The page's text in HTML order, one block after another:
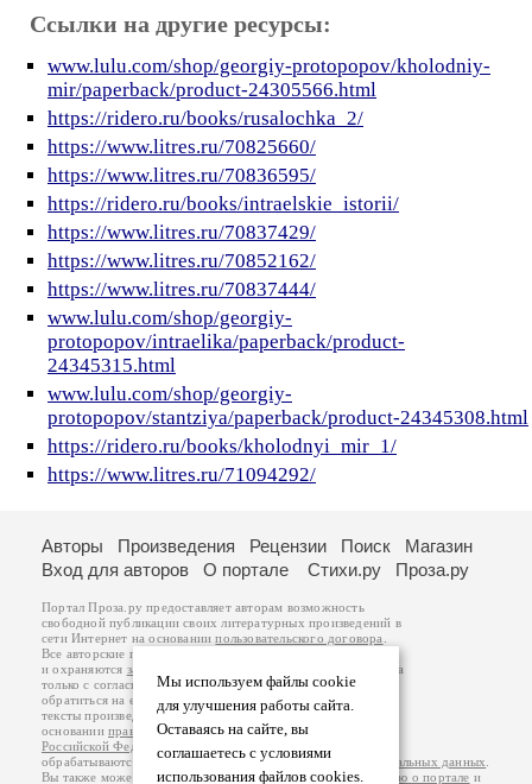
Ссылки на другие ресурсы:
www.lulu.com/shop/georgiy-protopopov/kholodniy-
mir/paperback/product-24305566.html
https://ridero.ru/books/rusalochka_2/
https://www.litres.ru/70825660/
https://www.litres.ru/70836595/
https://ridero.ru/books/intraelskie_istorii/
https://www.litres.ru/70837429/
https://www.litres.ru/70852162/
https://www.litres.ru/70837444/
www.lulu.com/shop/georgiy-
protopopov/intraelika/paperback/product-
24345315.html
www.lulu.com/shop/georgiy-
protopopov/stantziya/paperback/product-24345308.html
https://ridero.ru/books/kholodnyi_mir_1/
https://www.litres.ru/71094292/
Мы используем файлы cookie
для улучшения работы сайта.
Оставаясь на сайте, вы
соглашаетесь с условиями
использования файлов cookies.
Авторы Произведения Рецензии Поиск
Магазин
Вход для авторов
О портале Стихи.ру Проза.ру
Портал Проза.ру предоставляет авторам возможность
свободной публикации своих литературных произведений в
сети Интернет на основаниипользовательского договора
Все авторские права на произведения принадлежат авторам
и охраняются законом
. Перепечатка произведений возможна
только с согласия его автора, к которому вы можете
обратиться на его авторской странице. Ответственность за
тексты произведений авторы несут самостоятельно на
основанииправил публикацииизаконодательства
Российской Федерации
обрабатываются на основанииПолитики обработки персональных данных
Вы также можете посмотреть более подробнуюинформацию о портале и